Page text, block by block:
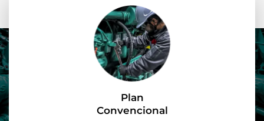
Plan
Convencional